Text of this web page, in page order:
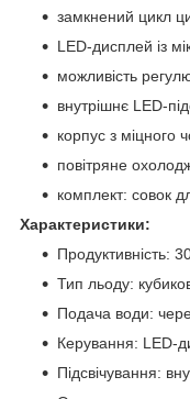
замкнений цикл
LED-дисплей із
можливість
внутрішнє LED-
корпус з міцного
повітряне
комплект: совок
Характеристики:
Продуктивність:
Тип льоду:
Подача води:
Керування: LED-
Підсвічування: